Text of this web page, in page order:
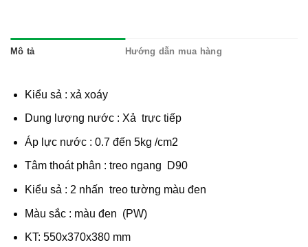
Mô tả Hướng dẫn mua hàng
Kiểu sả : xả xoáy
Dung lượng nước : Xả trực tiếp
Áp lực nước : 0.7 đến 5kg /cm2
Tâm thoát phân : treo ngang D90
Kiểu sả : 2 nhấn treo tường màu đen
Màu sắc : màu đen (PW)
KT: 550x370x380 mm